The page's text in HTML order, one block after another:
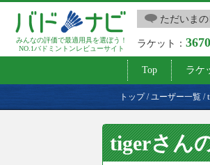
みんなの評価で最適用具を選ぼう！
NO.1バドミントンレビューサイト
ただいま
ラケット：3670
Top ラケ
トップ/ ユーザー一覧 /
tigerさん